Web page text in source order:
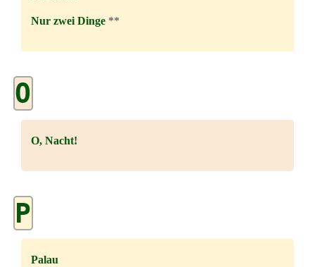
Nur zwei Dinge**
O
O, Nacht!
P
Palau